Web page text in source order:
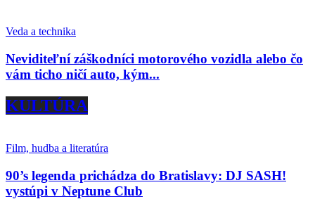
Veda a technika
Neviditeľní záškodníci motorového vozidla alebo čo
vám ticho ničí auto, kým...
KULTÚRA
Film, hudba a literatúra
90’s legenda prichádza do Bratislavy: DJ SASH!
vystúpi v Neptune Club